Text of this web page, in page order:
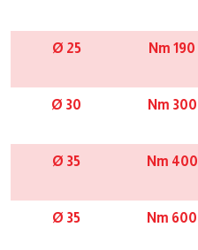
190 Nm
Ø 25
300 Nm
Ø 30
400 Nm
Ø 35
600 Nm
Ø 35